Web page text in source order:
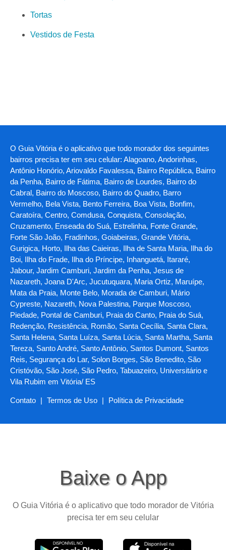
Tortas
Vestidos de Festa
O Guia Vitória é o aplicativo que todo morador dos seguintes
bairros precisa ter em seu celular: Alagoano, Andorinhas,
Antônio Honório, Ariovaldo Favalessa, Bairro República, Bairro
da Penha, Bairro de Fátima, Bairro de Lourdes, Bairro do
Cabral, Bairro do Moscoso, Bairro do Quadro, Barro
Vermelho, Bela Vista, Bento Ferreira, Boa Vista, Bonfim,
Caratoíra, Centro, Comdusa, Conquista, Consolação,
Cruzamento, Enseada do Suá, Estrelinha, Fonte Grande,
Forte São João, Fradinhos, Goiabeiras, Grande Vitória,
Gurigica, Horto, Ilha das Caieiras, Ilha de Santa Maria, Ilha do
Boi, Ilha do Frade, Ilha do Príncipe, Inhanguetá, Itararé,
Jabour, Jardim Camburi, Jardim da Penha, Jesus de
Nazareth, Joana D'Arc, Jucutuquara, Maria Ortiz, Maruípe,
Mata da Praia, Monte Belo, Morada de Camburi, Mário
Cypreste, Nazareth, Nova Palestina, Parque Moscoso,
Piedade, Pontal de Camburi, Praia do Canto, Praia do Suá,
Redenção, Resistência, Romão, Santa Cecília, Santa Clara,
Santa Helena, Santa Luíza, Santa Lúcia, Santa Martha, Santa
Tereza, Santo André, Santo Antônio, Santos Dumont, Santos
Reis, Segurança do Lar, Solon Borges, São Benedito, São
Cristóvão, São José, São Pedro, Tabuazeiro, Universitário e
Vila Rubim em Vitória/ ES
Contato | Termos de Uso | Política de Privacidade
Baixe o App
O Guia Vitória é o aplicativo que todo morador de Vitória
precisa ter em seu celular